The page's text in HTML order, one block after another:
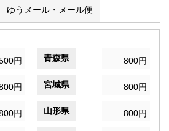
ゆうメール・メール便
円 青森県 800円
円 宮城県 800円
円 山形県 800円